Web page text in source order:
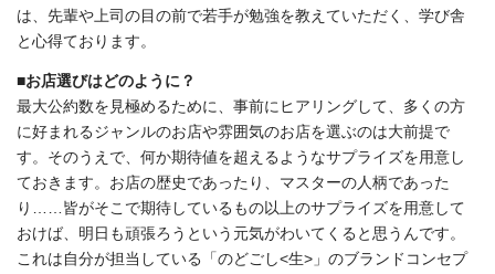
は、先輩や上司の目の前で若手が勉強を教えていただく、学び舎
と心得ております。
■お店選びはどのように？
最大公約数を見極めるために、事前にヒアリングして、多くの方
に好まれるジャンルのお店や雰囲気のお店を選ぶのは大前提で
す。そのうえで、何か期待値を超えるようなサプライズを用意し
ておきます。お店の歴史であったり、マスターの人柄であった
り……皆がそこで期待しているもの以上のサプライズを用意して
おけば、明日も頑張ろうという元気がわいてくると思うんです。
これは自分が担当している「のどごし<生>」のブランドコンセプ